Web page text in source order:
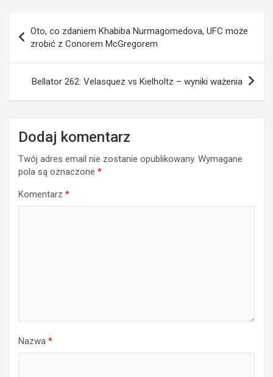
wpisu
Oto, co zdaniem Khabiba Nurmagomedova, UFC może
zrobić z Conorem McGregorem
Bellator 262: Velasquez vs Kielholtz – wyniki ważenia
Dodaj komentarz
Twój adres email nie zostanie opublikowany. Wymagane
pola są oznaczone *
Komentarz *
Nazwa *